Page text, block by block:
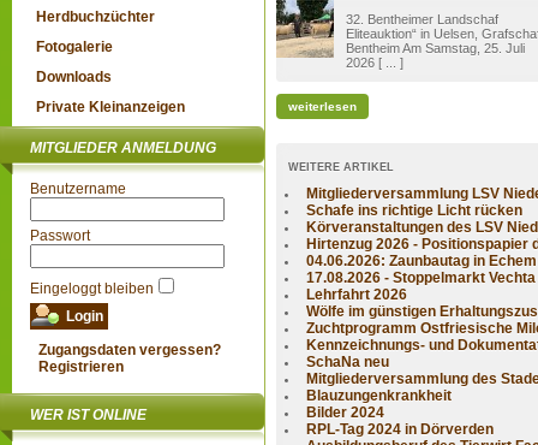
Herdbuchzüchter
Fotogalerie
Downloads
Private Kleinanzeigen
MITGLIEDER ANMELDUNG
Benutzername
Passwort
Eingeloggt bleiben
Zugangsdaten vergessen?
Registrieren
WER IST ONLINE
32. Bentheimer Landschaf
Eliteauktion“ in Uelsen,
Bentheim Am Samstag, 25. Juli
2026 [ ... ]
weiterlesen
WEITERE ARTIKEL
Mitgliederversammlung LSV
Schafe ins richtige Licht rücken
Körveranstaltungen des LSV
Hirtenzug 2026 - Positionspapier
04.06.2026: Zaunbautag in Echem
17.08.2026 - Stoppelmarkt Vechta
Lehrfahrt 2026
Wölfe im günstigen
Zuchtprogramm Ostfriesische
Kennzeichnungs- und
SchaNa neu
Mitgliederversammlung des
Blauzungenkrankheit
Bilder 2024
RPL-Tag 2024 in Dörverden